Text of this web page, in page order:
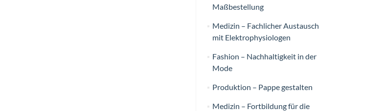
Maßbestellung
Medizin – Fachlicher Austausch
mit Elektrophysiologen
Fashion – Nachhaltigkeit in der
Mode
Produktion – Pappe gestalten
Medizin – Fortbildung für die